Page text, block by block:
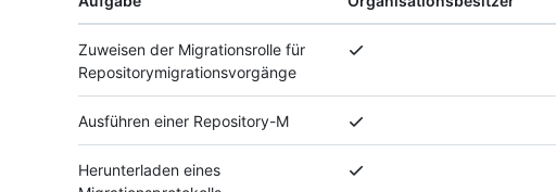
Zuweisen der Migrationsrolle für
Repositorymigrationsvorgänge
Ausführen einer Repository-M
Herunterladen eines